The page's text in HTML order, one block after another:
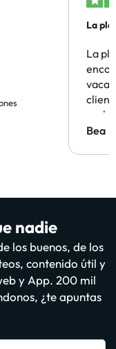
La
La
Bea
nadie
los buenos, de los
contenido útil y
y App. 200 mil
¿te apuntas